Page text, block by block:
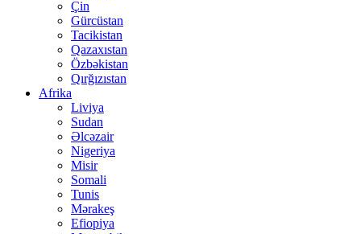
Çin
Gürcüstan
Tacikistan
Qazaxıstan
Özbəkistan
Qırğızıstan
Afrika
Liviya
Sudan
Əlcəzair
Nigeriya
Misir
Somali
Tunis
Mərakeş
Efiopiya